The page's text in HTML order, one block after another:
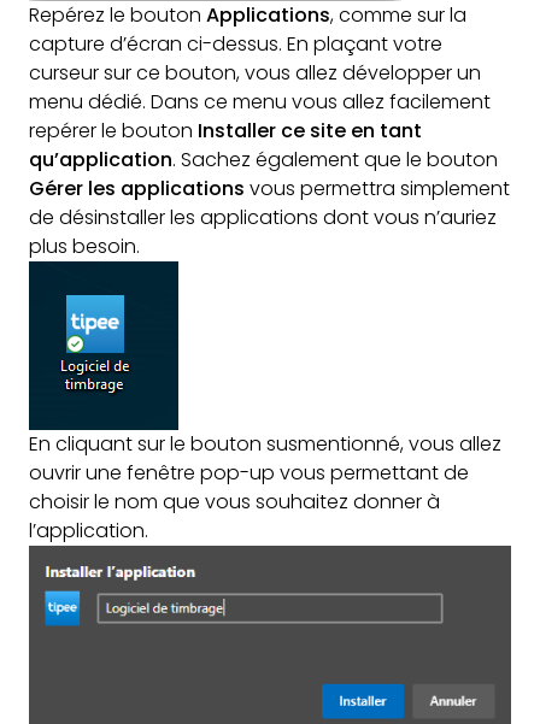
Repérez le bouton Applications, comme sur la
capture d’écran ci-dessus. En plaçant votre
curseur sur ce bouton, vous allez développer un
menu dédié. Dans ce menu vous allez facilement
repérer le bouton Installer ce site en tant
qu’application. Sachez également que le bouton
Gérer les applications vous permettra simplement
de désinstaller les applications dont vous n’auriez
plus besoin.
En cliquant sur le bouton susmentionné, vous allez
ouvrir une fenêtre pop-up vous permettant de
choisir le nom que vous souhaitez donner à
l’application.